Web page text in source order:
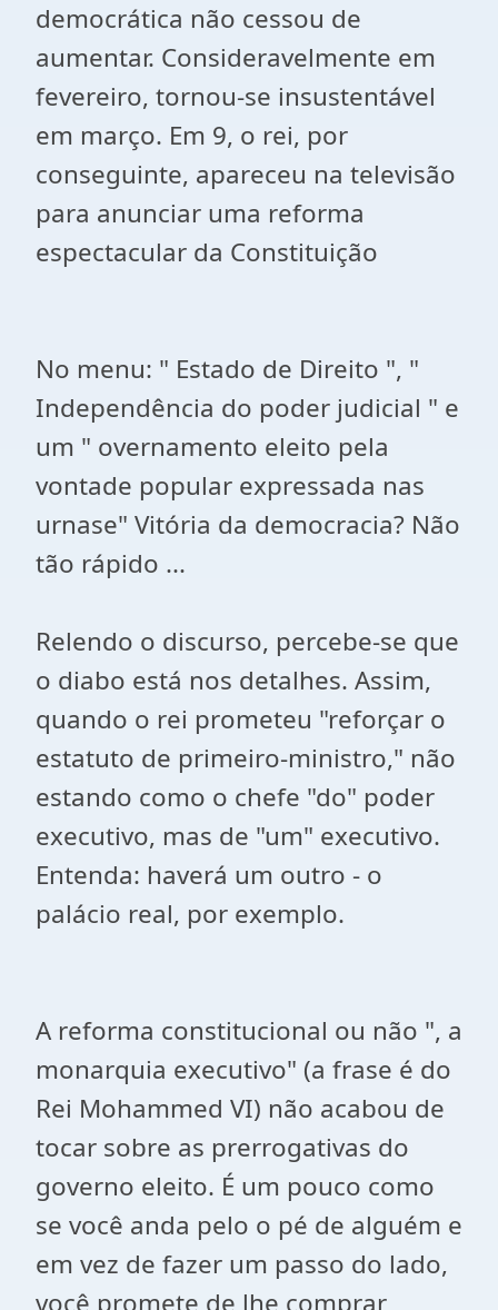
democrática não cessou de
aumentar. Consideravelmente em
fevereiro, tornou-se insustentável
em março. Em 9, o rei, por
conseguinte, apareceu na televisão
para anunciar uma reforma
espectacular da Constituição
No menu: " Estado de Direito ", "
Independência do poder judicial " e
um " overnamento eleito pela
vontade popular expressada nas
urnase" Vitória da democracia? Não
tão rápido ...
Relendo o discurso, percebe-se que
o diabo está nos detalhes. Assim,
quando o rei prometeu "reforçar o
estatuto de primeiro-ministro," não
estando como o chefe "do" poder
executivo, mas de "um" executivo.
Entenda: haverá um outro - o
palácio real, por exemplo.
A reforma constitucional ou não ", a
monarquia executivo" (a frase é do
Rei Mohammed VI) não acabou de
tocar sobre as prerrogativas do
governo eleito. É um pouco como
se você anda pelo o pé de alguém e
em vez de fazer um passo do lado,
você promete de lhe comprar